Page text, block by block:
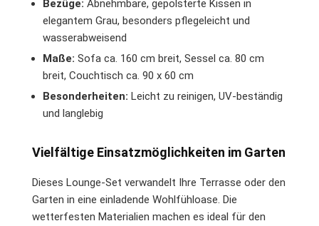
Bezüge: Abnehmbare, gepolsterte Kissen in
elegantem Grau, besonders pflegeleicht und
wasserabweisend
Maße: Sofa ca. 160 cm breit, Sessel ca. 80 cm
breit, Couchtisch ca. 90 x 60 cm
Besonderheiten: Leicht zu reinigen, UV-beständig
und langlebig
Vielfältige Einsatzmöglichkeiten im Garten
Dieses Lounge-Set verwandelt Ihre Terrasse oder den
Garten in eine einladende Wohlfühloase. Die
wetterfesten Materialien machen es ideal für den